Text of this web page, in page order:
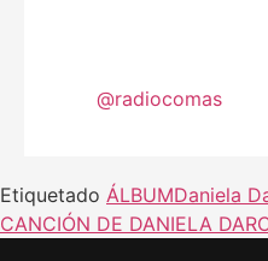
@radiocomas
Etiquetado ÁLBUMDaniela
CANCIÓN DE DANIELA